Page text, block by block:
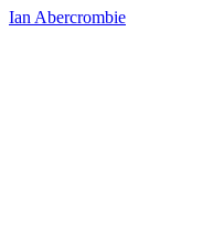
Ian Abercrombie